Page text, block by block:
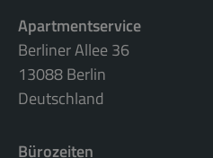
Apartmentservice
Berliner Allee 36
13088 Berlin
Deutschland
Bürozeiten